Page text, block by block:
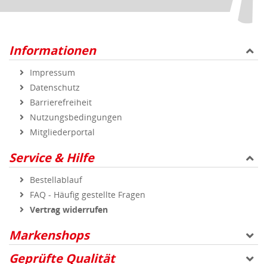
Informationen
Impressum
Datenschutz
Barrierefreiheit
Nutzungsbedingungen
Mitgliederportal
Service & Hilfe
Bestellablauf
FAQ - Häufig gestellte Fragen
Vertrag widerrufen
Markenshops
Geprüfte Qualität